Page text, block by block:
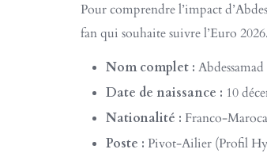
Pour comprendre l’impact
fan qui souhaite suivre l’Euro 2026.
Nom complet :
Date de naissance : 10
Nationalité : Franco-
Poste : Pivot-Ailier (Profil